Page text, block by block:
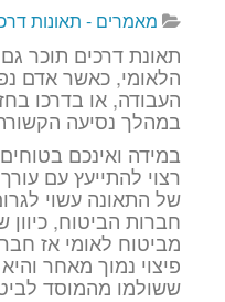
מאמרים - תאונות
תאונת דרכים תוכר
הלאומי, כאשר אדם
העבודה, או בדרכו
במהלך נסיעה
במידה ואינכם
רצוי להתייעץ עם
של התאונה עשוי
חברות הביטוח,
מביטוח לאומי אז
פיצוי נמוך מאחר
ששולמו מהמוסד